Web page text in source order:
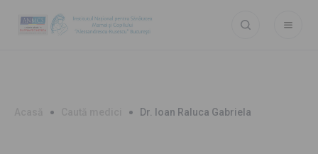
Dr. Ioan Raluca Gabriela